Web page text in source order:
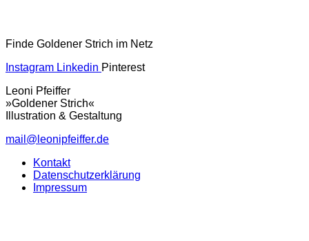
Finde Goldener Strich im Netz
Instagram Linkedin Pinterest
Leoni Pfeiffer
»Goldener Strich«
Illustration & Gestaltung
mail@leonipfeiffer.de
Kontakt
Datenschutzerklärung
Impressum